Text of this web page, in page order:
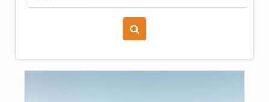
Zoraď podľa času pridania